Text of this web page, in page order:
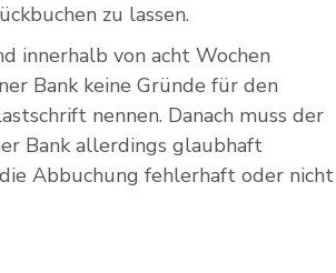
zu lassen.
innerhalb von acht Wochen
Bank keine Gründe für den
nennen. Danach muss der
Bank allerdings glaubhaft
Abbuchung fehlerhaft oder nicht